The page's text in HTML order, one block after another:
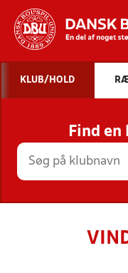
STILLINGER,
KLUB/HOLD
Find